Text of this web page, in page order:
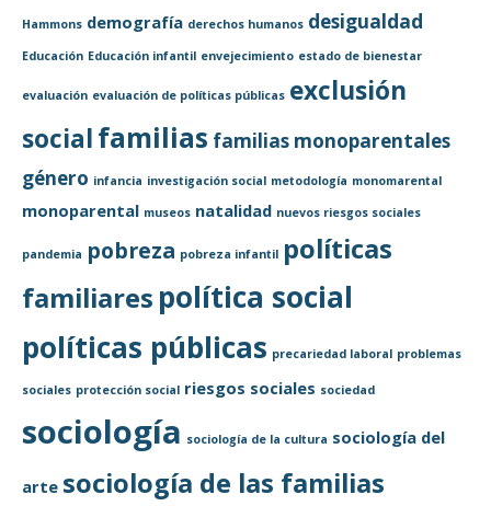
Hammons demografía derechos humanos desigualdad
Educación Educación infantil envejecimiento estado de bienestar
evaluación evaluación de políticas públicas exclusión
socialfamilias familias monoparentales
género infancia investigación social metodología monomarental
monoparental museos natalidad nuevos riesgos sociales
pandemia pobreza pobreza infantil políticas
familiares política social
políticas públicas precariedad laboral problemas
sociales protección social riesgos sociales sociedad
sociología sociología de la cultura sociología del
arte sociología de las familias